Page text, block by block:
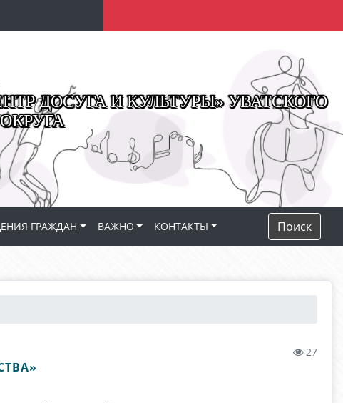
ДОСУГА И КУЛЬТУРЫ» УВАТСКОГО
ГРАЖДАН ВАЖНО КОНТАКТЫ Поиск
27